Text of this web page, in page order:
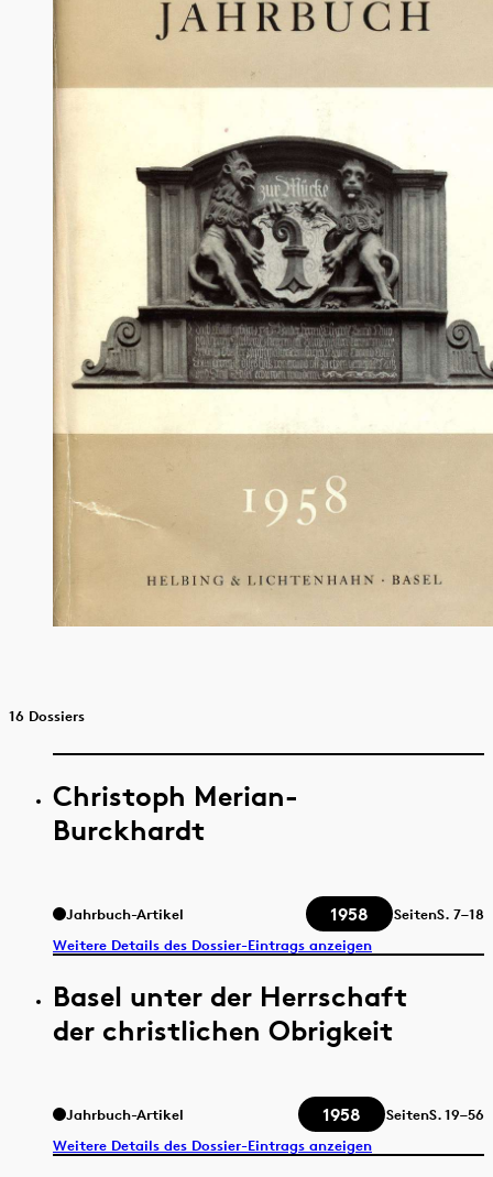
16 Dossiers
Christoph Merian-
Burckhardt
Jahrbuch-Artikel 1958 SeitenS. 7–18
Weitere Details des Dossier-Eintrags anzeigen
Basel unter der Herrschaft
der christlichen Obrigkeit
Jahrbuch-Artikel 1958 SeitenS.19–56
Weitere Details des Dossier-Eintrags anzeigen